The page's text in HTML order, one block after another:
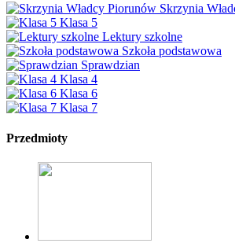
Skrzynia
Klasa 5
Lektury szkolne
Szkoła podstawowa
Sprawdzian
Klasa 4
Klasa 6
Klasa 7
Przedmioty